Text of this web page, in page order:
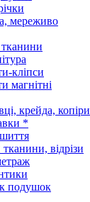
мереживо
кліпси
магнітні
крейда, копіри
*
відрізи
подушок